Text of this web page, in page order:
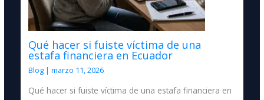
Qué hacer si fuiste víctima de una
estafa financiera en Ecuador
Blog |marzo 11, 2026
Qué hacer si fuiste víctima de una estafa financiera en